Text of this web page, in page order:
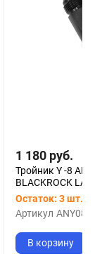
1 180 руб.
Тройник Y -8 AN -8
BLACKROCK LAB
Остаток: 3 шт.
Артикул ANY08-
В корзину